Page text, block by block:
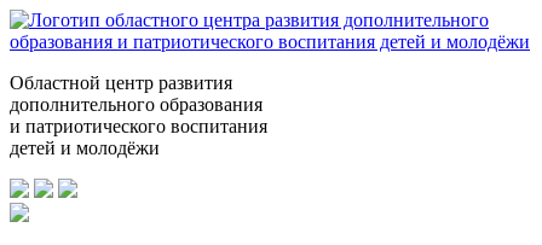
Областной центр развития
дополнительного образования
и патриотического воспитания
детей и молодёжи